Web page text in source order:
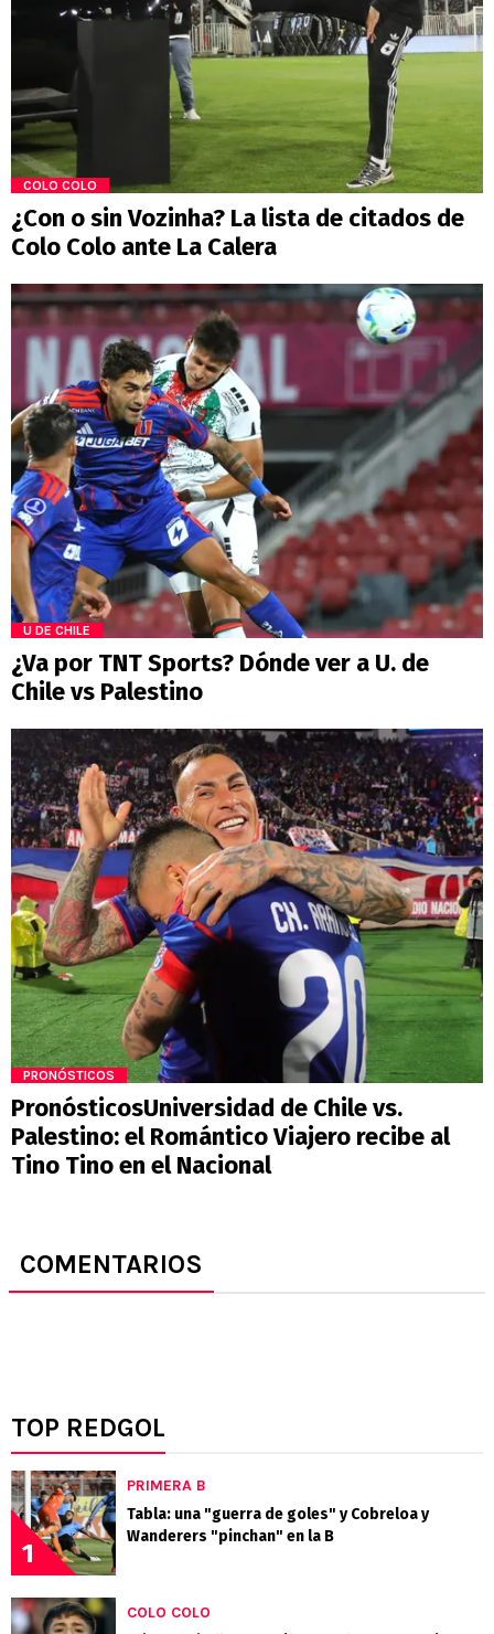
COLO COLO
¿Con o sin Vozinha? La lista de citados de
Colo Colo ante La Calera
U DE CHILE
¿Va por TNT Sports? Dónde ver a U. de
Chile vs Palestino
PRONÓSTICOS
PronósticosUniversidad de Chile vs.
Palestino: el Romántico Viajero recibe al
Tino Tino en el Nacional
COMENTARIOS
TOP REDGOL
1
PRIMERA B
Tabla: una "guerra de goles" y Cobreloa y
Wanderers "pinchan" en la B
COLO COLO